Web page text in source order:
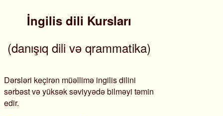
İngilis dili Kursları
(danışıq dili və qrammatika)
Dərsləri keçirən müəllimə ingilis dilini
sərbəst və yüksək səviyyədə bilməyi təmin
edir.